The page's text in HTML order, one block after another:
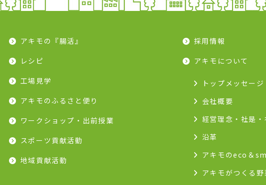
アキモの『腸活』
レシピ
工場見学
アキモのふるさと便り
ワークショップ・出前授業
スポーツ貢献活動
地域貢献活動
採用情報
アキモについて
トップメッセー
会社概要
経営理念・社是
沿革
アキモのeco＆
アキモがつくる